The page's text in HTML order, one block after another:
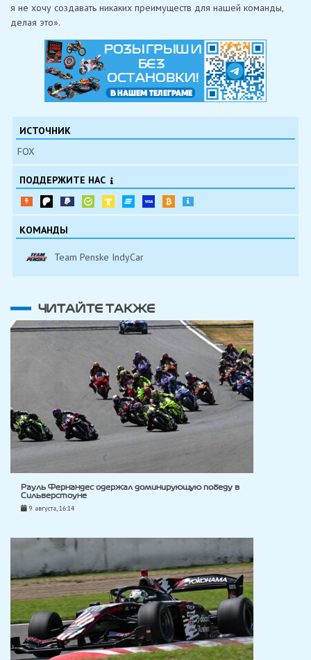
я не хочу создавать никаких преимуществ для нашей команды,
делая это».
ИСТОЧНИК
FOX
ПОДДЕРЖИТЕ НАС
КОМАНДЫ
Team Penske IndyCar
ЧИТАЙТЕ ТАКЖЕ
Рауль Фернандес одержал доминирующую победу в
Сильверстоуне
9 августа, 16:14